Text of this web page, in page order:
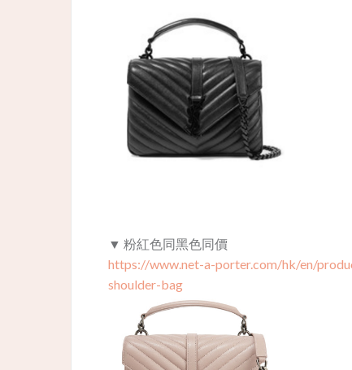
▼ 粉紅色同黑色同價
https://www.net-a-porter.com/hk/en/
shoulder-bag